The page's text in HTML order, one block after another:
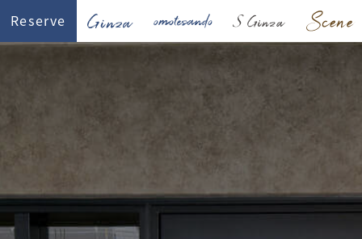
Reserve